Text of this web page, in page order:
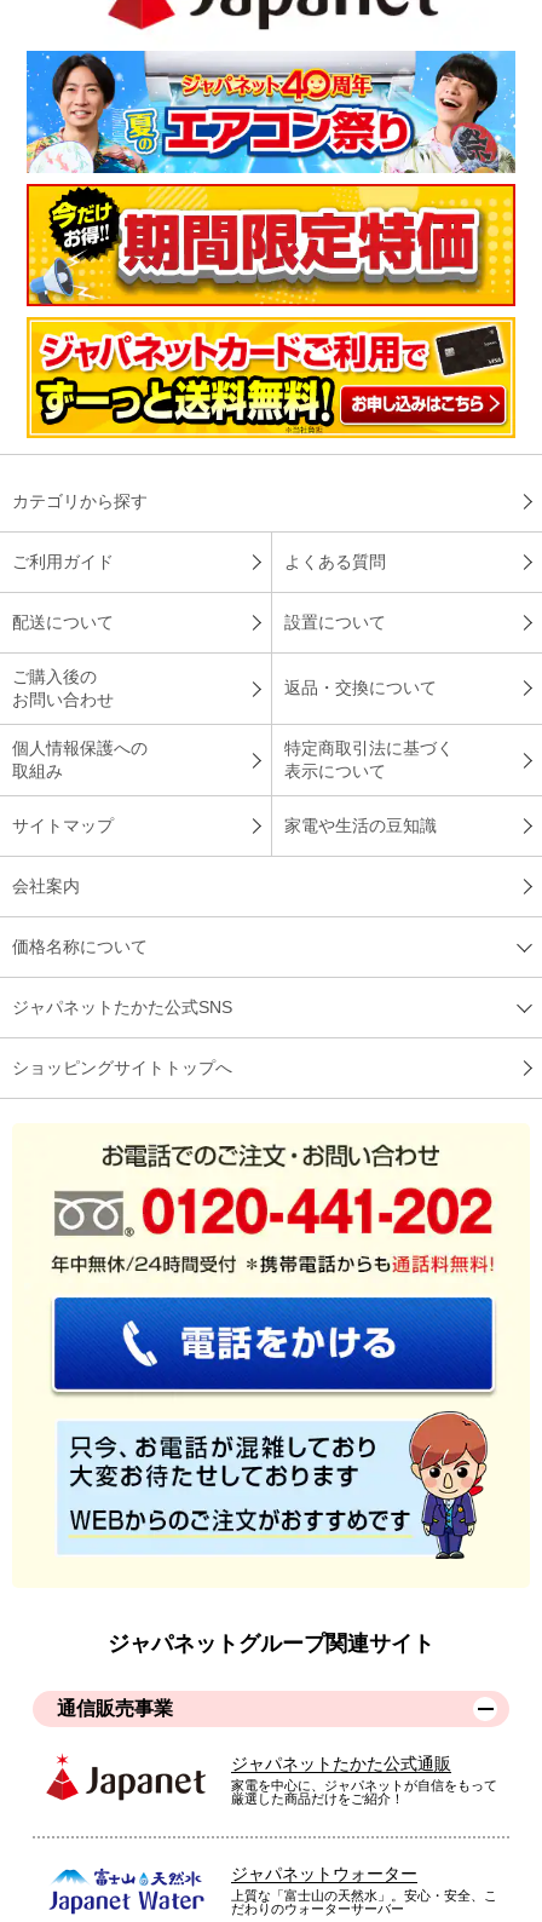
カテゴリから探す
ご利用ガイド よくある質問
配送について 設置について
ご購入後の
お問い合わせ
返品・交換について
個人情報保護への
取組み
特定商取引法に基づく
表示について
サイトマップ 家電や生活の豆知識
会社案内
価格名称について
ジャパネットたかた公式SNS
ショッピングサイトトップへ
ジャパネットグループ関連サイト
通信販売事業
ジャパネットたかた公式通販
家電を中心に、ジャパネットが自信をもって
厳選した商品だけをご紹介！
ジャパネットウォーター
上質な「富士山の天然水」。安心・安全、こ
だわりのウォーターサーバー